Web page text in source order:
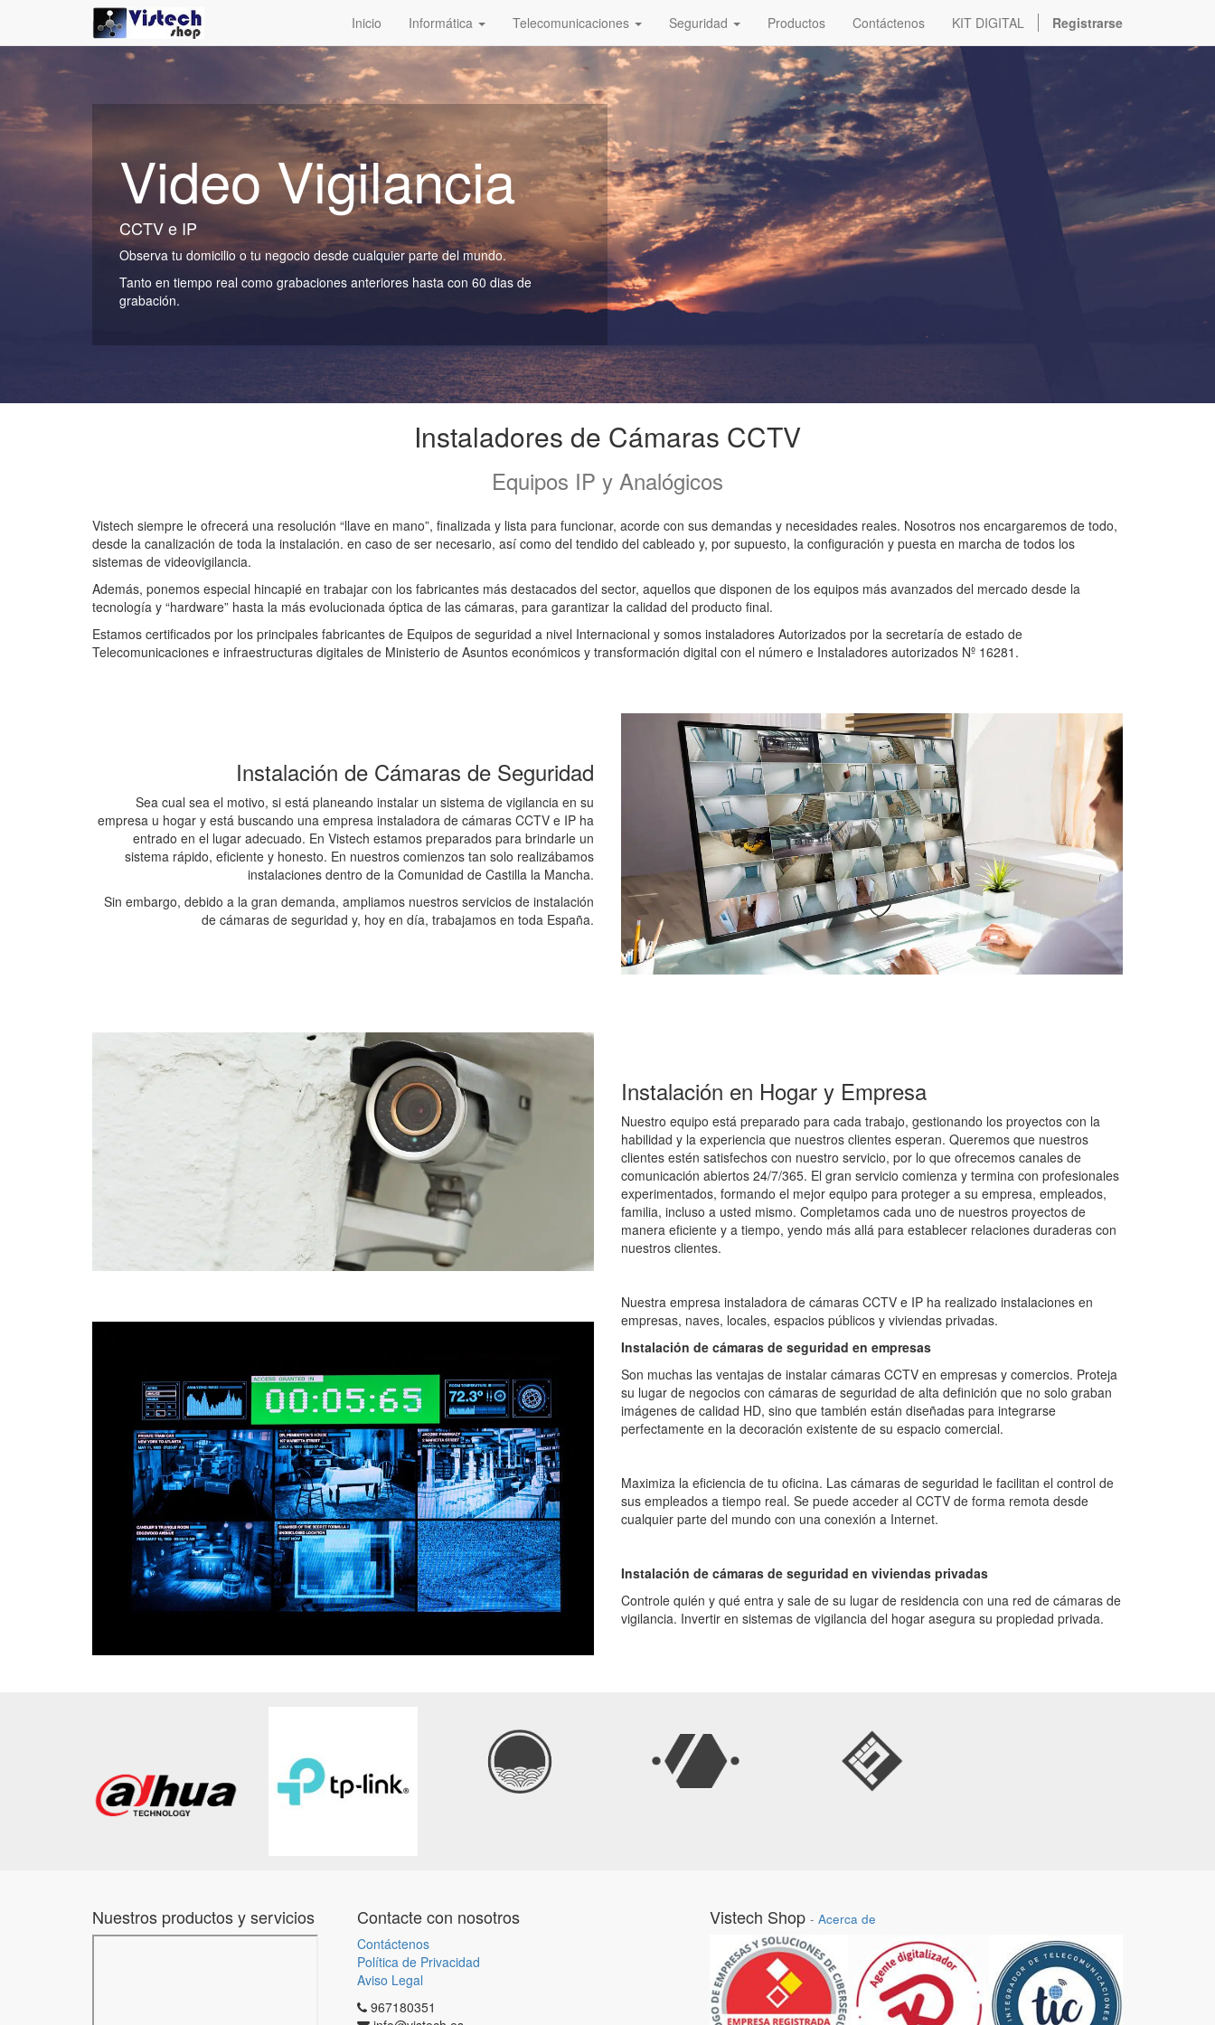
Inicio Informática Telecomunicaciones Seguridad Productos Contáctenos KIT DIGITAL Registrarse
Video Vigilancia
CCTV e IP
Observa tu domicilio o tu negocio desde cualquier parte del mundo.
Tanto en tiempo real como grabaciones anteriores hasta con 60 dias de
grabación.
Instaladores de Cámaras CCTV
Equipos IP y Analógicos
Vistech siempre le ofrecerá una resolución “llave en mano”, finalizada y lista para funcionar, acorde con sus demandas y necesidades reales. Nosotros nos encargaremos de todo,
desde la canalización de toda la instalación. en caso de ser necesario, así como del tendido del cableado y, por supuesto, la configuración y puesta en marcha de todos los
sistemas de videovigilancia.
Además, ponemos especial hincapié en trabajar con los fabricantes más destacados del sector, aquellos que disponen de los equipos más avanzados del mercado desde la
tecnología y “hardware” hasta la más evolucionada óptica de las cámaras, para garantizar la calidad del producto final.
Estamos certificados por los principales fabricantes de Equipos de seguridad a nivel Internacional y somos instaladores Autorizados por la secretaría de estado de
Telecomunicaciones e infraestructuras digitales de Ministerio de Asuntos económicos y transformación digital con el número e Instaladores autorizados Nº 16281.
Instalación de Cámaras de Seguridad
Sea cual sea el motivo, si está planeando instalar un sistema de vigilancia en su
empresa u hogar y está buscando una empresa instaladora de cámaras CCTV e IP ha
entrado en el lugar adecuado. En Vistech estamos preparados para brindarle un
sistema rápido, eficiente y honesto. En nuestros comienzos tan solo realizábamos
instalaciones dentro de la Comunidad de Castilla la Mancha.
Sin embargo, debido a la gran demanda, ampliamos nuestros servicios de instalación
de cámaras de seguridad y, hoy en día, trabajamos en toda España.
Instalación en Hogar y Empresa
Nuestro equipo está preparado para cada trabajo, gestionando los proyectos con la
habilidad y la experiencia que nuestros clientes esperan. Queremos que nuestros
clientes estén satisfechos con nuestro servicio, por lo que ofrecemos canales de
comunicación abiertos 24/7/365. El gran servicio comienza y termina con profesionales
experimentados, formando el mejor equipo para proteger a su empresa, empleados,
familia, incluso a usted mismo. Completamos cada uno de nuestros proyectos de
manera eficiente y a tiempo, yendo más allá para establecer relaciones duraderas con
nuestros clientes.
Nuestra empresa instaladora de cámaras CCTV e IP ha realizado instalaciones en
empresas, naves, locales, espacios públicos y viviendas privadas.
Instalación de cámaras de seguridad en empresas
Son muchas las ventajas de instalar cámaras CCTV en empresas y comercios. Proteja
su lugar de negocios con cámaras de seguridad de alta definición que no solo graban
imágenes de calidad HD, sino que también están diseñadas para integrarse
perfectamente en la decoración existente de su espacio comercial.
Maximiza la eficiencia de tu oficina. Las cámaras de seguridad le facilitan el control de
sus empleados a tiempo real. Se puede acceder al CCTV de forma remota desde
cualquier parte del mundo con una conexión a Internet.
Instalación de cámaras de seguridad en viviendas privadas
Controle quién y qué entra y sale de su lugar de residencia con una red de cámaras de
vigilancia. Invertir en sistemas de vigilancia del hogar asegura su propiedad privada.
Nuestros productos y servicios Contacte con nosotros
Contáctenos
Política de Privacidad
Aviso Legal
967180351
Vistech Shop - Acerca de